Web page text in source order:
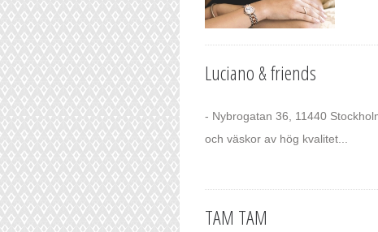
Luciano & friends
- Nybrogatan 36, 11440
och väskor av hög kvalitet...
TAM TAM